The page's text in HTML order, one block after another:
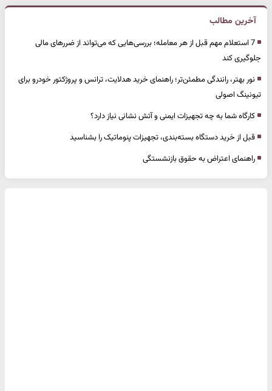
آخرین مطالب
7 استعلام مهم قبل از هر معامله؛ بررسی‌هایی که می‌تواند از ضررهای مالی
جلوگیری کند
نور بهتر، رانندگی مطمئن‌تر؛ راهنمای خرید هدلایت، ترانس و پروژکتور خودرو برای
تیونینگ اصولی
کارگاه شما به چه تجهیزات ایمنی و آتش نشانی نیاز دارد؟
قبل از خرید دستگاه بسته‌بندی، تجهیزات پنوماتیک را بشناسید
راهنمای اعتراض به حقوق بازنشستگی